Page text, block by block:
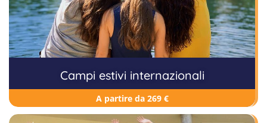
Campi estivi internazionali
A partire da 269 €